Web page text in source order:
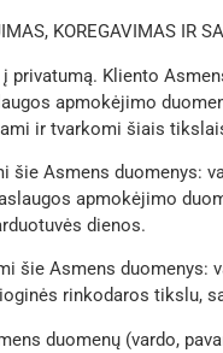
KOREGAVIMAS IR
privatumą. Kliento
apmokėjimo
ir tvarkomi šiais
šie Asmens duomenys:
apmokėjimo
dienos.
šie Asmens duomenys:
rinkodaros tikslu,
duomenų (vardo,